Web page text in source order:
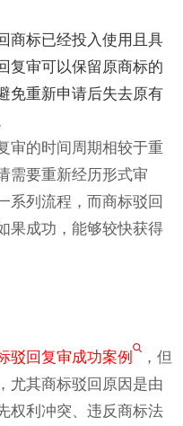
商标已经投入使用且具
复审可以保留原商标的
免重新申请后失去原有
审的时间周期相较于重
需要重新经历形式审
系列流程，而商标驳回
果成功，能够较快获得
驳回复审成功案例
，但
尤其商标驳回原因是由
权利冲突、违反商标法